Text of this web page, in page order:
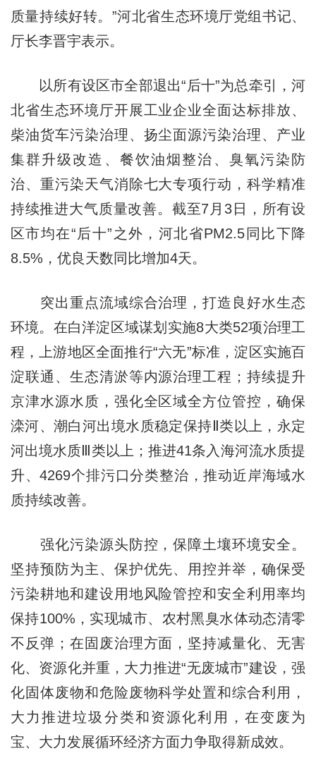
质量持续好转。”河北省生态环境厅党组书记、
厅长李晋宇表示。
以所有设区市全部退出“后十”为总牵引，河
北省生态环境厅开展工业企业全面达标排放、
柴油货车污染治理、扬尘面源污染治理、产业
集群升级改造、餐饮油烟整治、臭氧污染防
治、重污染天气消除七大专项行动，科学精准
持续推进大气质量改善。截至7月3日，所有设
区市均在“后十”之外，河北省PM2.5同比下降
8.5%，优良天数同比增加4天。
突出重点流域综合治理，打造良好水生态
环境。在白洋淀区域谋划实施8大类52项治理工
程，上游地区全面推行“六无”标准，淀区实施百
淀联通、生态清淤等内源治理工程；持续提升
京津水源水质，强化全区域全方位管控，确保
滦河、潮白河出境水质稳定保持Ⅱ类以上，永定
河出境水质Ⅲ类以上；推进41条入海河流水质提
升、4269个排污口分类整治，推动近岸海域水
质持续改善。
强化污染源头防控，保障土壤环境安全。
坚持预防为主、保护优先、用控并举，确保受
污染耕地和建设用地风险管控和安全利用率均
保持100%，实现城市、农村黑臭水体动态清零
不反弹；在固废治理方面，坚持减量化、无害
化、资源化并重，大力推进“无废城市”建设，强
化固体废物和危险废物科学处置和综合利用，
大力推进垃圾分类和资源化利用，在变废为
宝、大力发展循环经济方面力争取得新成效。